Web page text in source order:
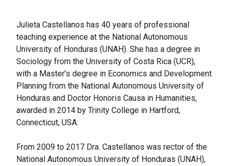
Julieta Castellanos has 40 years of professional
teaching experience at the National Autonomous
University of Honduras (UNAH). She has a degree in
Sociology from the University of Costa Rica (UCR),
with a Master’s degree in Economics and Development
Planning from the National Autonomous University of
Honduras and Doctor Honoris Causa in Humanities,
awarded in 2014 by Trinity College in Hartford,
Connecticut, USA.
From 2009 to 2017 Dra. Castellanos was rector of the
National Autonomous University of Honduras (UNAH),